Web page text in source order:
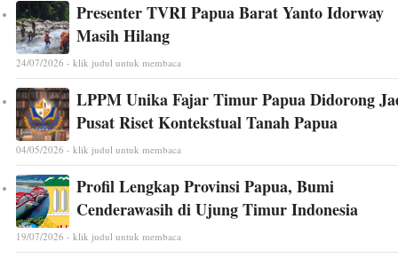
Presenter TVRI Papua Barat Yanto Idorway
Masih Hilang
24/07/2026 - klik judul untuk membaca
LPPM Unika Fajar Timur Papua Didorong
Pusat Riset Kontekstual Tanah Papua
04/05/2026 - klik judul untuk membaca
Profil Lengkap Provinsi Papua, Bumi
Cenderawasih di Ujung Timur Indonesia
19/07/2026 - klik judul untuk membaca